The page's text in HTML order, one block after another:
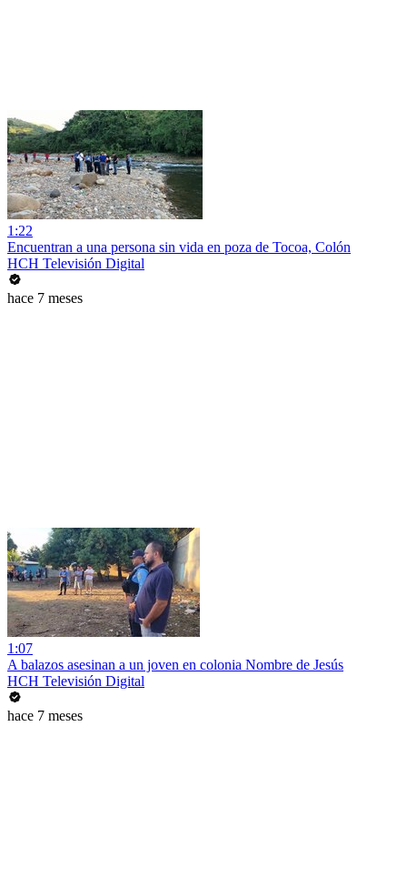
1:22
Encuentran a una persona sin vida en poza de Tocoa, Colón
HCH Televisión Digital
hace 7 meses
1:07
A balazos asesinan a un joven en colonia Nombre de Jesús
HCH Televisión Digital
hace 7 meses